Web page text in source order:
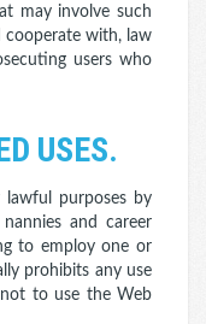
may involve such
cooperate with, law
users who
USES.
lawful purposes by
and career
to employ one or
prohibits any use
to use the Web